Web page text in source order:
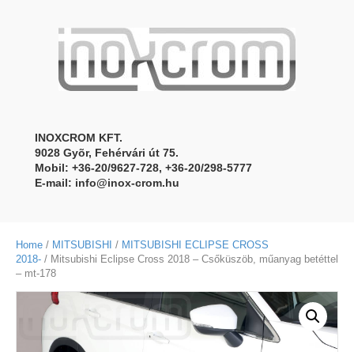
INOXCROM KFT.
9028 Gyõr, Fehérvári út 75.
Mobil: +36-20/9627-728, +36-20/298-5777
E-mail: info@inox-crom.hu
Home / MITSUBISHI / MITSUBISHI ECLIPSE CROSS
2018- / Mitsubishi Eclipse Cross 2018 – Csőküszöb, műanyag betéttel
– mt-178